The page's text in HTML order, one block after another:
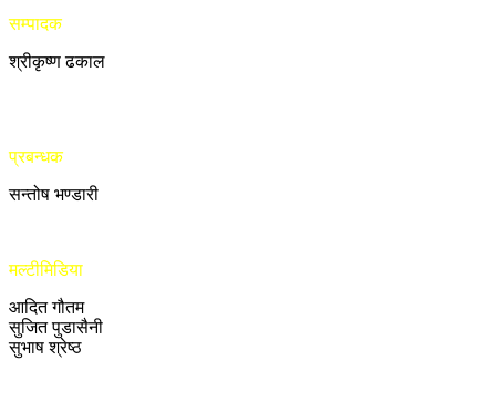
सम्पादक
श्रीकृष्ण ढकाल
प्रबन्धक
सन्तोष भण्डारी
मल्टीमिडिया
आदित गौतम
सुजित पुडासैनी
सुभाष श्रेष्ठ